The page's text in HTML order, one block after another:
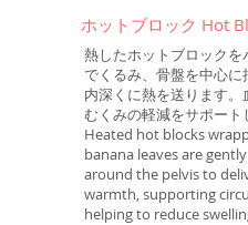
ホットブロック Hot
熱したホットブロックを
でくるみ、骨盤を中心に
内深くに熱を送ります。
むくみの軽減をサポート
Heated hot blocks
banana leaves are
around the pelvis to
warmth, supporting
helping to reduce